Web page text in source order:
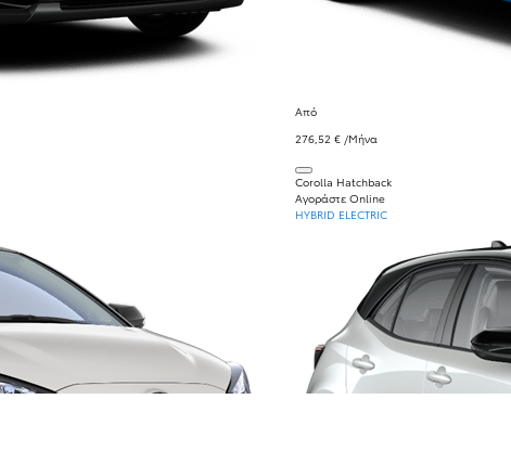
Από
276,52 € /Μήνα
Corolla Hatchback
Αγοράστε Online
HYBRID ELECTRIC